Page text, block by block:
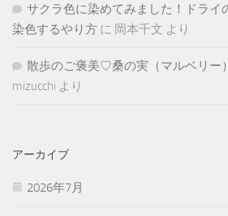
サクラ色に染めてみました！ドライ
染色するやり方 に 岡本千文 より
散歩のご褒美♡桑の実（マルベリー
mizucchi より
アーカイブ
2026年7月